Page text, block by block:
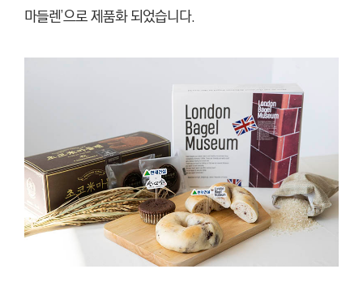
마들렌’으로 제품화 되었습니다.